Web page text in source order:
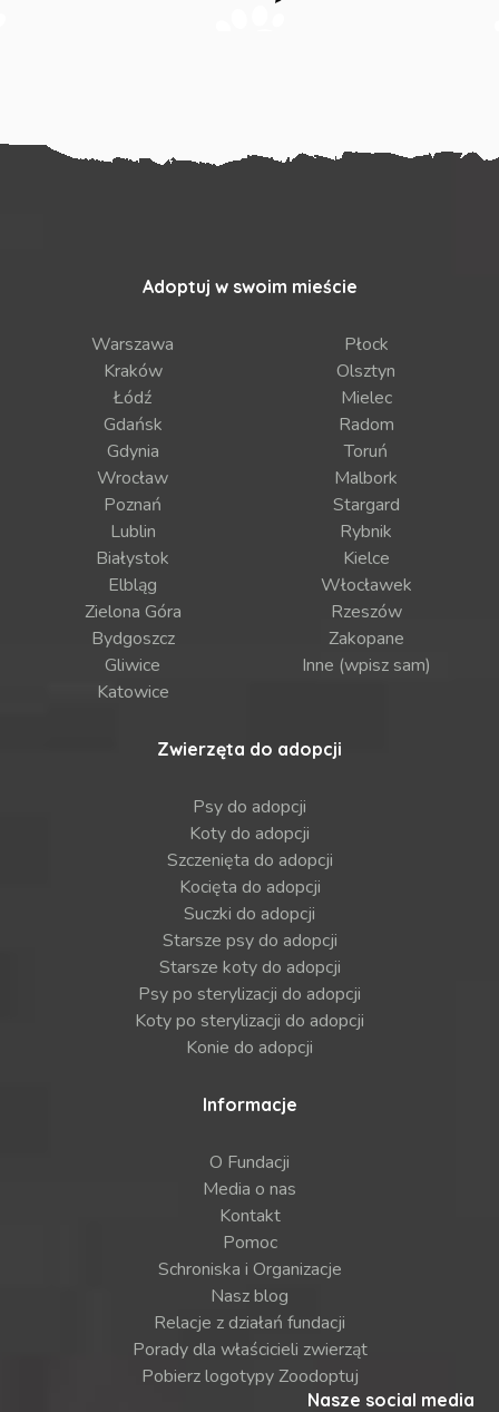
Adoptuj w swoim mieście
Warszawa
Kraków
Łódź
Gdańsk
Gdynia
Wrocław
Poznań
Lublin
Białystok
Elbląg
Zielona Góra
Bydgoszcz
Gliwice
Katowice
Płock
Olsztyn
Mielec
Radom
Toruń
Malbork
Stargard
Rybnik
Kielce
Włocławek
Rzeszów
Zakopane
Inne (wpisz sam)
Zwierzęta do adopcji
Psy do adopcji
Koty do adopcji
Szczenięta do adopcji
Kocięta do adopcji
Suczki do adopcji
Starsze psy do adopcji
Starsze koty do adopcji
Psy po sterylizacji do adopcji
Koty po sterylizacji do adopcji
Konie do adopcji
Informacje
O Fundacji
Media o nas
Kontakt
Pomoc
Schroniska i Organizacje
Nasz blog
Relacje z działań fundacji
Porady dla właścicieli zwierząt
Pobierz logotypy Zoodoptuj
Nasze social media